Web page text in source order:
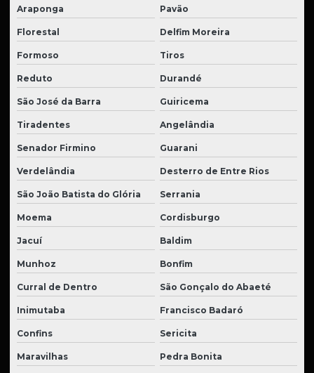
Araponga Pavão
Florestal Delfim Moreira
Formoso Tiros
Reduto Durandé
São José da Barra Guiricema
Tiradentes Angelândia
Senador Firmino Guarani
Verdelândia Desterro de Entre Rios
São João Batista do Glória Serrania
Moema Cordisburgo
Jacuí Baldim
Munhoz Bonfim
Curral de Dentro São Gonçalo do Abaeté
Inimutaba Francisco Badaró
Confins Sericita
Maravilhas Pedra Bonita